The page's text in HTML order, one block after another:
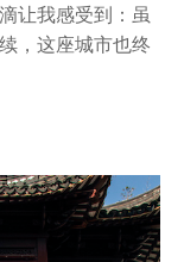
让我感受到：虽
，这座城市也终